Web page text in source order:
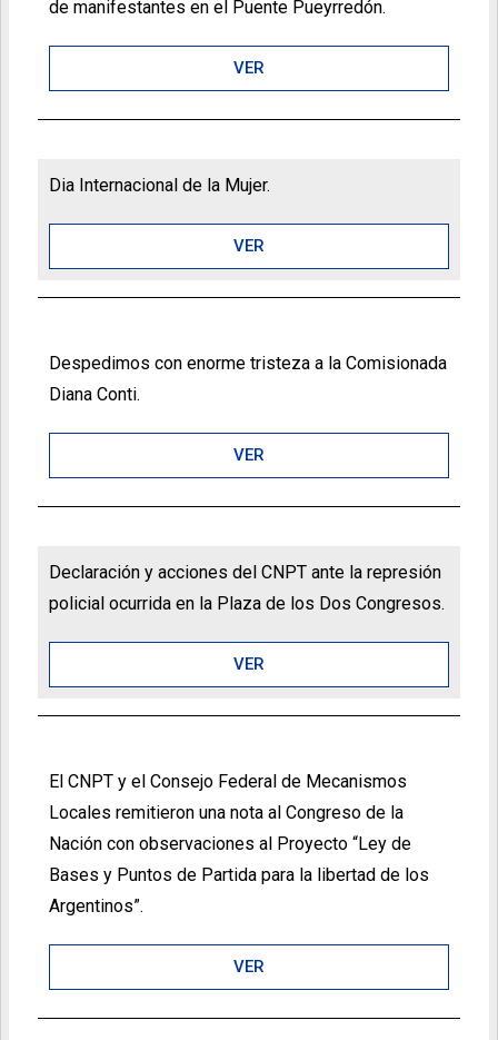
de manifestantes en el Puente Pueyrredón.
VER
Dia Internacional de la Mujer.
VER
Despedimos con enorme tristeza a la Comisionada
Diana Conti.
VER
Declaración y acciones del CNPT ante la represión
policial ocurrida en la Plaza de los Dos Congresos.
VER
El CNPT y el Consejo Federal de Mecanismos
Locales remitieron una nota al Congreso de la
Nación con observaciones al Proyecto “Ley de
Bases y Puntos de Partida para la libertad de los
Argentinos”.
VER